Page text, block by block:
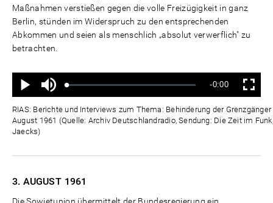
Maßnahmen verstießen gegen die volle Freizügigkeit in ganz
Berlin, stünden im Widerspruch zu den entsprechenden
Abkommen und seien als menschlich „absolut verwerflich" zu
betrachten.
Wiedergabe
Ton
aus
Geladen:
Status:
Verbleibende
Zeit
-0:00 Vollbild
RIAS: Berichte und Interviews zum Thema: Behinderung der
August 1961 (Quelle: Archiv Deutschlandradio, Sendung: Die Zeit im
Jaecks)
3. AUGUST 1961